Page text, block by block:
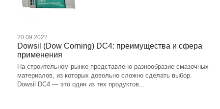
20.09.2022
Dowsil (Dow Corning) DC4: преимущества и сфера
применения
На строительном рынке представлено разнообразие смазочных
материалов, из которых довольно сложно сделать выбор.
Dowsil DC4 — это один из тех продуктов...